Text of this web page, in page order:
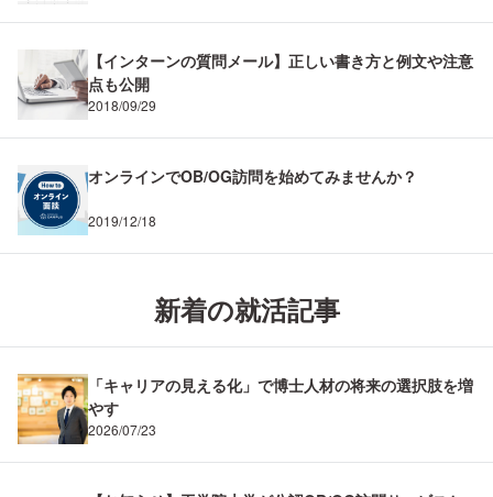
【インターンの質問メール】正しい書き方と例文や注意
点も公開
2018/09/29
オンラインでOB/OG訪問を始めてみませんか？
2019/12/18
新着の就活記事
「キャリアの見える化」で博士人材の将来の選択肢を増
やす
2026/07/23